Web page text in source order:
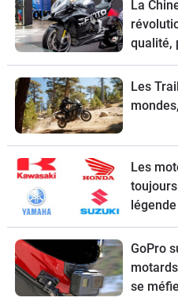
La
qualité,
Les
Les
2026 ?
GoPro
se